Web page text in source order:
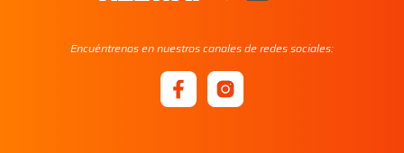
Encuéntrenos en nuestros canales de redes sociales: